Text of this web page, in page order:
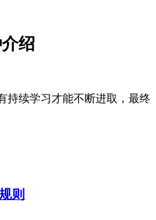
绍
持续学习才能不断进取，最终
则